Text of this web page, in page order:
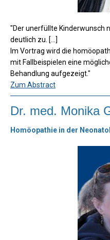
"Der unerfüllte Kinderwunsch
deutlich zu. [...]
Im Vortrag wird die
mit Fallbeispielen eine
Behandlung aufgezeigt."
Zum Abstract
Dr. med. Monika
Homöopathie in der